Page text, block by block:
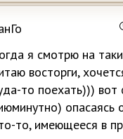
я смотрю на
восторги,
то поехать))) вот
опасаясь
то, имеющееся в